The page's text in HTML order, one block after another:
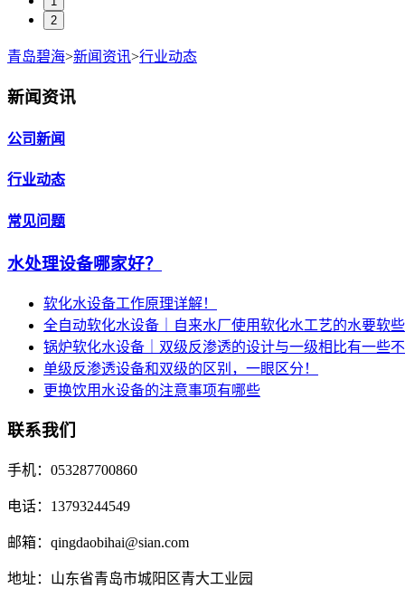
2
青岛碧海>新闻资讯>行业动态
新闻资讯
公司新闻
行业动态
常见问题
水处理设备哪家好？
软化水设备工作原理详解！
全自动软化水设备｜自来水厂使用软化水工艺的水要软些
锅炉软化水设备｜双级反渗透的设计与一级相比有一些
单级反渗透设备和双级的区别，一眼区分！
更换饮用水设备的注意事项有哪些
联系我们
手机：053287700860
电话：13793244549
邮箱：qingdaobihai@sian.com
地址：山东省青岛市城阳区青大工业园